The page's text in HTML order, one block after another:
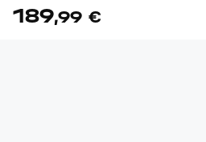
189,99 €